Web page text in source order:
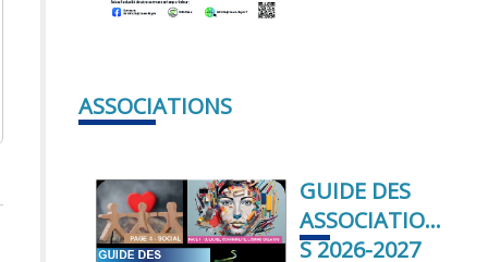
ASSOCIATIONS
GUIDE DES
ASSOCIATION
S 2026-2027